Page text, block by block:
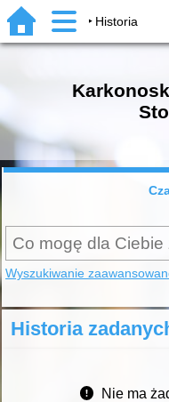
Historia
Wyszukiwanie
Historia
Nie ma